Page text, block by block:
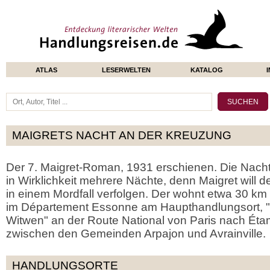
ATLAS LESERWELTEN KATALOG
MAIGRETS NACHT AN DER KREUZUNG
Der 7. Maigret-Roman, 1931 erschienen. Die
in Wirklichkeit mehrere Nächte, denn Maigret will
in einem Mordfall verfolgen. Der wohnt etwa 30
im Département Essonne am Haupthandlungsort,
Witwen" an der Route National von Paris nach
zwischen den Gemeinden Arpajon und Avrainville.
HANDLUNGSORTE